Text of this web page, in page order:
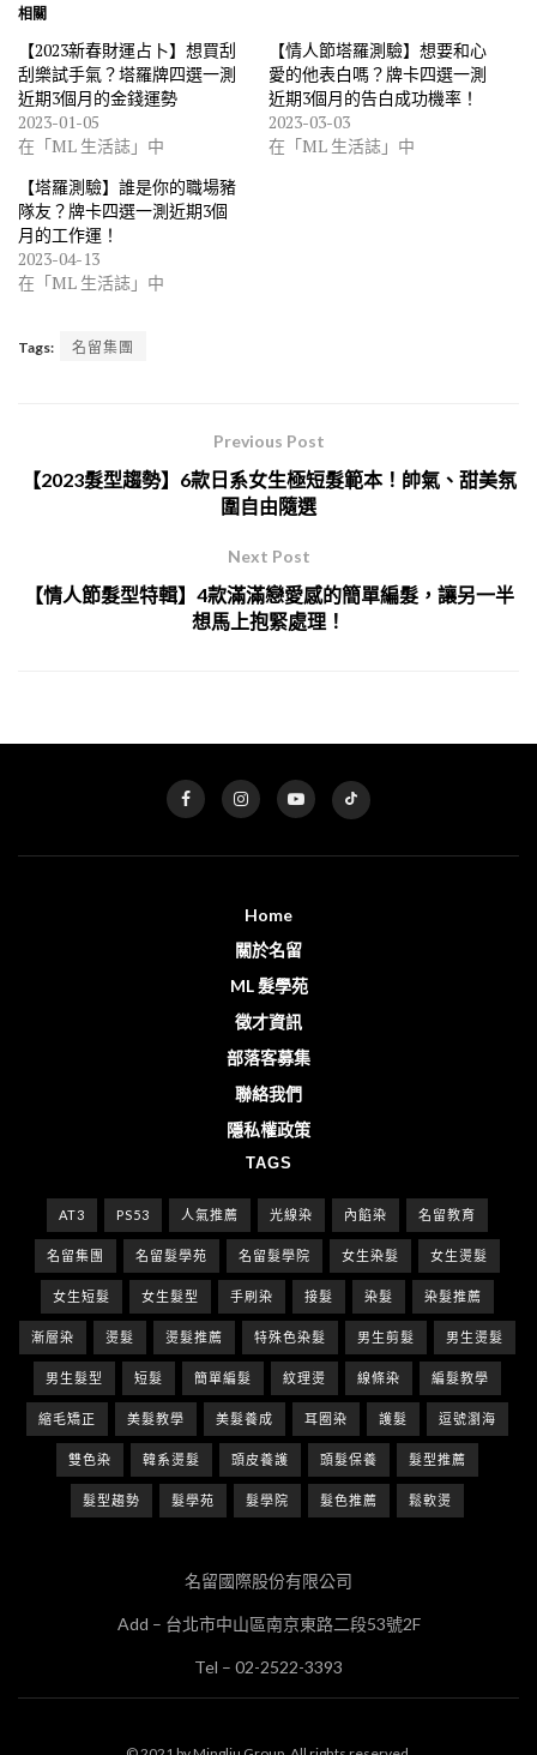
相關
【2023新春財運占卜】想買刮
刮樂試手氣？塔羅牌四選一測
近期3個月的金錢運勢
2023-01-05
在「ML 生活誌」中
【情人節塔羅測驗】想要和心
愛的他表白嗎？牌卡四選一測
近期3個月的告白成功機率！
2023-03-03
在「ML 生活誌」中
【塔羅測驗】誰是你的職場豬
隊友？牌卡四選一測近期3個
月的工作運！
2023-04-13
在「ML 生活誌」中
Tags: 名留集團
Previous Post
【2023髮型趨勢】6款日系女生極短髮範本！帥氣、甜美氛
圍自由隨選
Next Post
【情人節髮型特輯】4款滿滿戀愛感的簡單編髮，讓另一半
想馬上抱緊處理！
Home
關於名留
ML 髮學苑
徵才資訊
部落客募集
聯絡我們
隱私權政策
TAGS
AT3 PS53 人氣推薦 光線染 內餡染 名留教育
名留集團 名留髮學苑 名留髮學院 女生染髮 女生燙髮
女生短髮 女生髮型 手刷染 接髮 染髮 染髮推薦
漸層染 燙髮 燙髮推薦 特殊色染髮 男生剪髮 男生燙髮
男生髮型 短髮 簡單編髮 紋理燙 線條染 編髮教學
縮毛矯正 美髮教學 美髮養成 耳圈染 護髮 逗號瀏海
雙色染 韓系燙髮 頭皮養護 頭髮保養 髮型推薦
髮型趨勢 髮學苑 髮學院 髮色推薦 鬆軟燙
名留國際股份有限公司
Add – 台北市中山區南京東路二段53號2F
Tel – 02-2522-3393